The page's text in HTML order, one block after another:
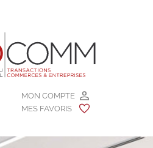
MON COMPTE
MES FAVORIS